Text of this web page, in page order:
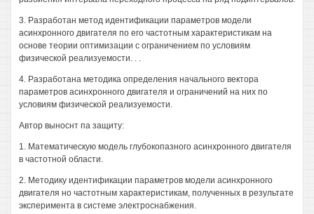
3. Разработан метод идентификации параметров модели
асинхронного двигателя по его частотным характеристикам на
основе теории оптимизации с ограничением по условиям
физической реализуемости. . .
4. Разработана методика определения начального вектора
параметров асинхронного двигателя и ограничений на них по
условиям физической реализуемости.
Автор выноснт па защиту:
1. Математическую модель глубокопазного асинхронного двигателя
в частотной области.
2. Методику идентификации параметров модели асинхронного
двигателя но частотным характеристикам, полученных в результате
эксперимента в системе электроснабжения.